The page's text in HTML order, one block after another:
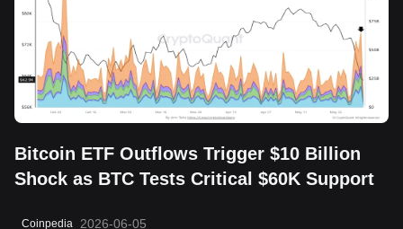
Bitcoin ETF Outflows Trigger $10 Billion
Shock as BTC Tests Critical $60K Support
Coinpedia 2026-06-05